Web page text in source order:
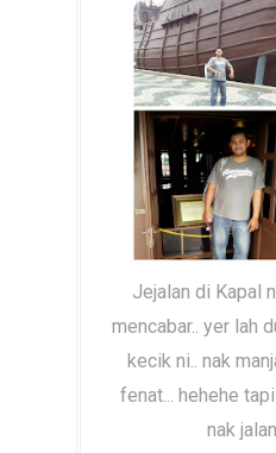
Jejalan di Kapal
mencabar.. yer lah
kecik ni.. nak
fenat... hehehe
nak